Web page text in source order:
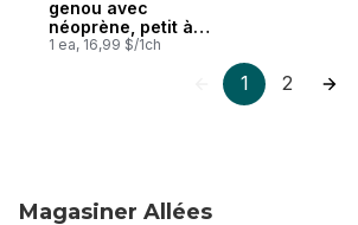
genou avec
néoprène, petit à
moyen, 1 par paquet
1 ea, 16,99 $/1ch
1 2
Magasiner Allées